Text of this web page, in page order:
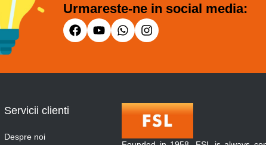
Urmareste-ne in social media:
Servicii clienti
Despre noi